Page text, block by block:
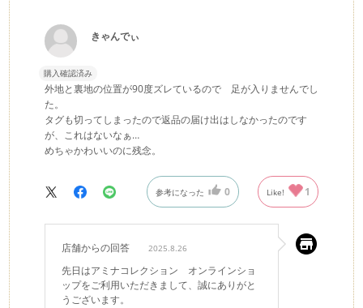
きゃんでぃ
購入確認済み
外地と裏地の位置が90度ズレているので 足が入りませんでし
た。
タグも切ってしまったので返品の届け出はしなかったのです
が、これはないなぁ…
めちゃかわいいのに残念。
参考になった 0 Like! 1
店舗からの回答 2025.8.26
先日はアミナコレクション オンラインショ
ップをご利用いただきまして、誠にありがと
うございます。